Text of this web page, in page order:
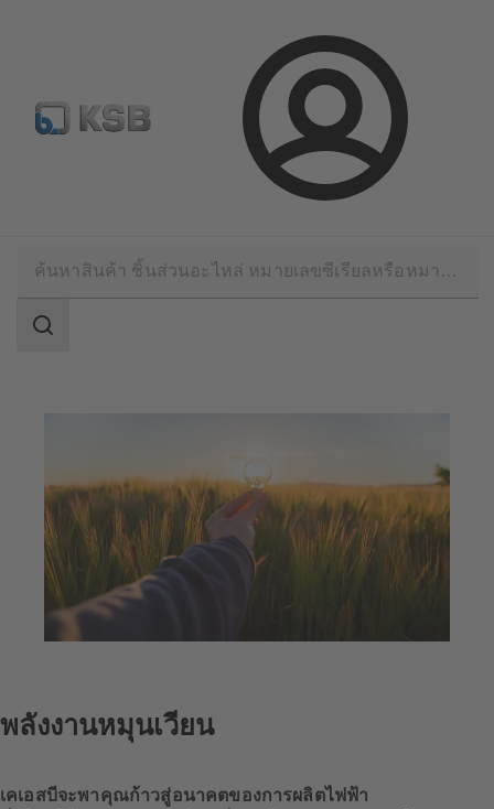
ล็อกอิน
จดหมายข่าวเคเอสบี กำหนดค่าผลิตภัณฑ์
เทคโนโลยีสำหรับงานพลังงาน
การ
ขอบเขต
พลังงานหมุนเวียน
เคเอสบีจะพาคุณก้าวสู่อนาคตของการผลิตไฟฟ้า